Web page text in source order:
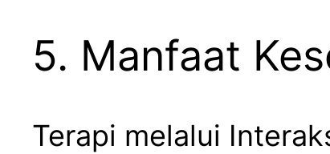
5. Manfaat
Terapi melalui